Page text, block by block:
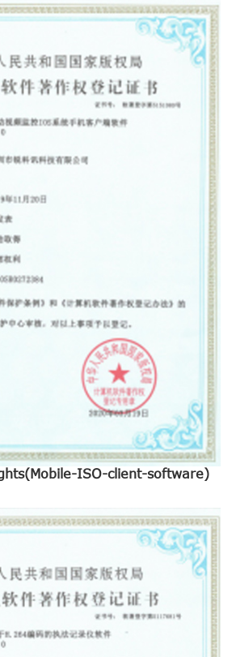
ISO-client-software)